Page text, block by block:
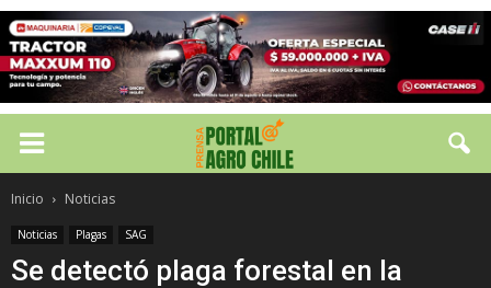
Inicio Noticias
Noticias Plagas SAG
Se detectó plaga forestal en la